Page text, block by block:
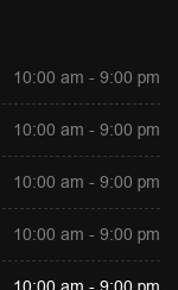
10:00 am - 9:00 pm
10:00 am - 9:00 pm
10:00 am - 9:00 pm
10:00 am - 9:00 pm